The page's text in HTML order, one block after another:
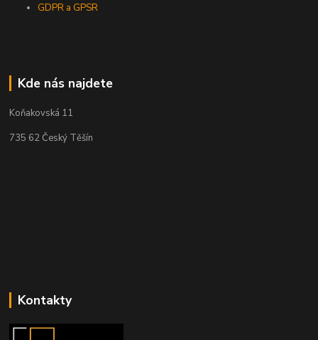
GDPR a GPSR
Kde nás najdete
Koňakovská 11
735 62 Český Těšín
Kontakty